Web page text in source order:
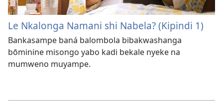
Le Nkalonga Namani shi Nabela? (Kipindi 1)
Bankasampe baná balombola bibakwashanga
bōminine misongo yabo kadi bekale nyeke na
mumweno muyampe.